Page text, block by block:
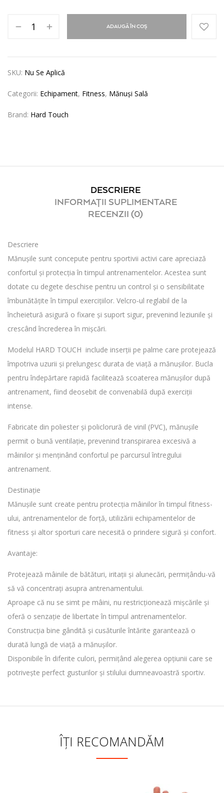
ADAUGĂ ÎN COȘ
SKU: Nu Se Aplică
Categorii: Echipament, Fitness, Mănuși Sală
Brand: Hard Touch
DESCRIERE
INFORMAȚII SUPLIMENTARE
RECENZII (0)
Descriere
Mănușile sunt concepute pentru sportivii activi care apreciază
confortul și protecția în timpul antrenamentelor. Acestea sunt
dotate cu degete deschise pentru un control și o sensibilitate
îmbunătățite în timpul exercițiilor. Velcro-ul reglabil de la
încheietură asigură o fixare și suport sigur, prevenind leziunile și
crescând încrederea în mișcări.
Modelul HARD TOUCH include inserții pe palme care protejează
împotriva uzurii și prelungesc durata de viață a mănușilor. Bucla
pentru îndepărtare rapidă facilitează scoaterea mănușilor după
antrenament, fiind deosebit de convenabilă după exerciții
intense.
Fabricate din poliester și policlorură de vinil (PVC), mănușile
permit o bună ventilație, prevenind transpirarea excesivă a
mâinilor și menținând confortul pe parcursul întregului
antrenament.
Destinație
Mănușile sunt create pentru protecția mâinilor în timpul fitness-
ului, antrenamentelor de forță, utilizării echipamentelor de
fitness și altor sporturi care necesită o prindere sigură și confort.
Avantaje:
Protejează mâinile de bătături, iritații și alunecări, permițându-vă
să vă concentrați asupra antrenamentului.
Aproape că nu se simt pe mâini, nu restricționează mișcările și
oferă o senzație de libertate în timpul antrenamentelor.
Construcția bine gândită și cusăturile întărite garantează o
durată lungă de viață a mănușilor.
Disponibile în diferite culori, permițând alegerea opțiunii care se
potrivește perfect gusturilor și stilului dumneavoastră sportiv.
ÎȚI RECOMANDĂM